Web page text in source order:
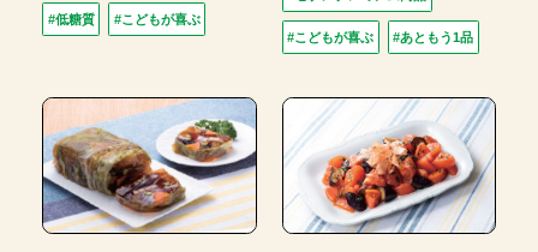
#低糖質 #こどもが喜ぶ
#こどもが喜ぶ #あともう1品